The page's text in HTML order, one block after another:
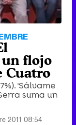
un flojo
Cuatro
'Sálvame
suma un
2011 08:54